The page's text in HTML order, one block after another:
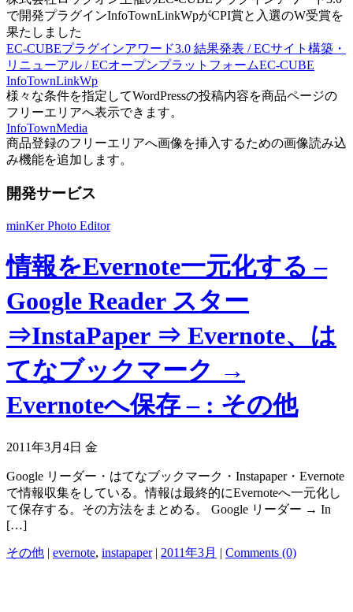
で開発プラグインInfoTownLinkWpがCPI賞と入選のW受賞を
果たしました
EC-CUBEプラグインアワード3.0 結果発表 / ECサイト構築・
リニューアル / ECオープンプラットフォームEC-CUBE
InfoTownLinkWp
様々な条件を指定してWordPressの投稿内容を商品ページの
フリーエリアへ表示できます。
InfoTownMedia
商品登録のフリーエリアへ画像を挿入するための画像読み込
み機能を追加します。
開発サービス
minKer Photo Editor
情報をEvernote一元化する –
Google Reader スター
⇒InstaPaper ⇒ Evernote、は
てなブックマーク →
Evernoteへ保存 – : その他
2011年3月4日 金
Google リーダー・はてなブックマーク・Instapaper・Evernote
で情報収集をしている。情報は最終的にEvernoteへ一元化し
て保存する。その方法をまとめる。 Google リーダー → In
[…]
その他 | evernote, instapaper| 2011年3月 | Comments (0)